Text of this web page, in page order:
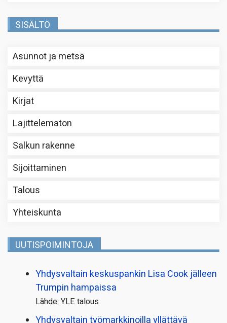
SISÄLTÖ
Asunnot ja metsä
Kevyttä
Kirjat
Lajittelematon
Salkun rakenne
Sijoittaminen
Talous
Yhteiskunta
UUTISPOIMINTOJA
Yhdysvaltain keskuspankin Lisa Cook jälleen
Trumpin hampaissa
Lähde: YLE talous
Yhdysvaltain työmarkkinoilla yllättävä